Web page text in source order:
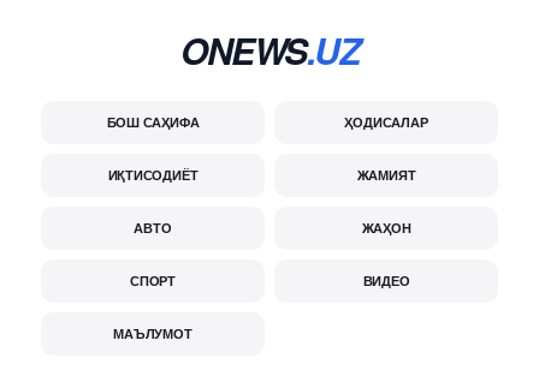
ONEWS.UZ
БОШ САҲИФА ҲОДИСАЛАР
ИҚТИСОДИЁТ ЖАМИЯТ
АВТО ЖАҲОН
СПОРТ ВИДЕО
МАЪЛУМОТ